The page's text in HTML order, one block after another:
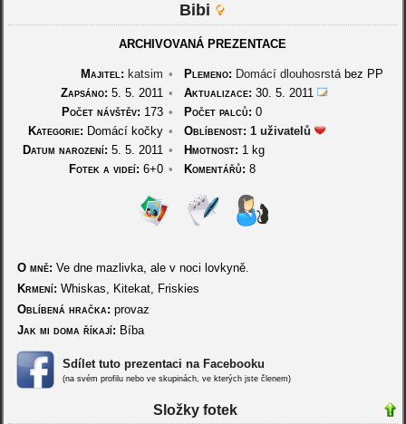
Bibi
ARCHIVOVANÁ PREZENTACE
Majitel: katsim • Plemeno: Domácí dlouhosrstábez PP
Zapsáno: 5. 5. 2011 • Aktualizace: 30. 5. 2011
Počet návštěv: 173 • Počet palců: 0
Kategorie: Domácí kočky • Oblíbenost: 1 uživatelů
Datum narození: 5. 5. 2011 • Hmotnost: 1 kg
Fotek a videí: 6+0 • Komentářů: 8
O mně: Ve dne mazlivka, ale v noci lovkyně.
Krmení: Whiskas, Kitekat, Friskies
Oblíbená hračka: provaz
Jak mi doma říkají: Bíba
Sdílet tuto prezentaci na Facebooku
(na svém profilu nebo ve skupinách, ve kterých jste členem)
Složky fotek